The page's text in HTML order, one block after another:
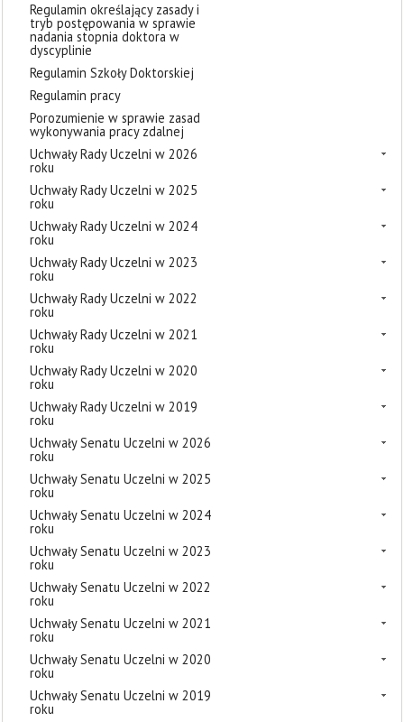
Regulamin określający zasady i
tryb postępowania w sprawie
nadania stopnia doktora w
dyscyplinie
Regulamin Szkoły Doktorskiej
Regulamin pracy
Porozumienie w sprawie zasad
wykonywania pracy zdalnej
Uchwały Rady Uczelni w 2026
roku
Uchwały Rady Uczelni w 2025
roku
Uchwały Rady Uczelni w 2024
roku
Uchwały Rady Uczelni w 2023
roku
Uchwały Rady Uczelni w 2022
roku
Uchwały Rady Uczelni w 2021
roku
Uchwały Rady Uczelni w 2020
roku
Uchwały Rady Uczelni w 2019
roku
Uchwały Senatu Uczelni w 2026
roku
Uchwały Senatu Uczelni w 2025
roku
Uchwały Senatu Uczelni w 2024
roku
Uchwały Senatu Uczelni w 2023
roku
Uchwały Senatu Uczelni w 2022
roku
Uchwały Senatu Uczelni w 2021
roku
Uchwały Senatu Uczelni w 2020
roku
Uchwały Senatu Uczelni w 2019
roku